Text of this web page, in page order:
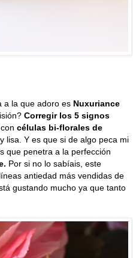
a la que adoro es Nuxuriance
Corregir los 5 signos
células bi-florales de
lisa. Y es que si de algo peca mi
que penetra a la perfección
Por si no lo sabíais, este
antiedad más vendidas de
gustando mucho ya que tanto